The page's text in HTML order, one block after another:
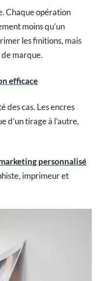
Chaque opération
moins qu’un
les finitions, mais
marque.
efficace
des cas. Les encres
d’un tirage à l’autre,
personnalisé
imprimeur et